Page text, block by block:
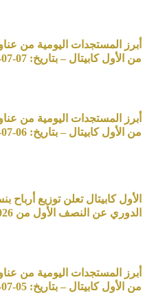
أبرز المستجدات اليومية من
من الأول كابيتال – بتاريخ: 07-07-2026م
أبرز المستجدات اليومية من
من الأول كابيتال – بتاريخ: 06-07-2026م
الدوري عن النصف الأول من 2026
أبرز المستجدات اليومية من
من الأول كابيتال – بتاريخ: 05-07-2026م